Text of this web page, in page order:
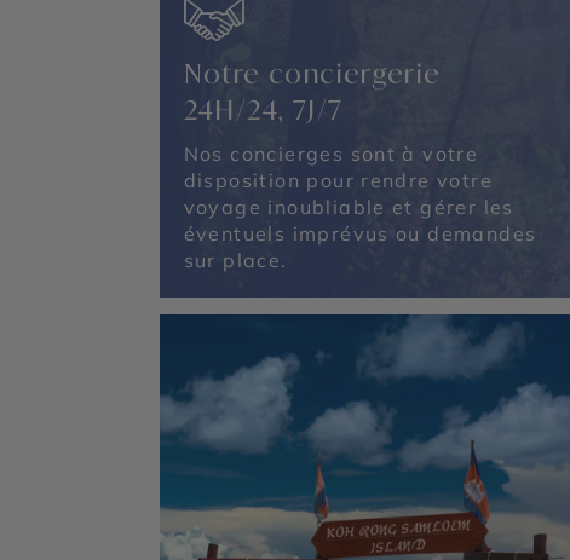
Notre conciergerie
24H/24, 7J/7
Nos concierges sont à votre
disposition pour rendre votre
voyage inoubliable et gérer les
éventuels imprévus ou demandes
sur place.